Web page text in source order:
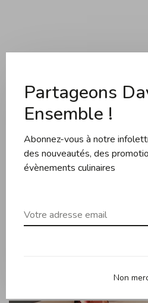
Opinel
Opinel - Set d'Ustensile
à Barbecue
1
Billets de blogue
Partageons
Ensemble !
Abonnez-vous à notre
des nouveautés, des
évènements culinaires
Non